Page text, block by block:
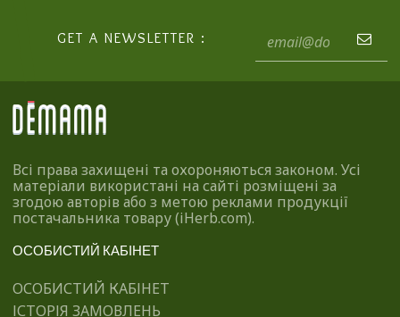
GET A NEWSLETTER :
Всі права захищені та охороняються законом. Усі
матеріали використані на сайті розміщені за
згодою авторів або з метою реклами продукції
постачальника товару (iHerb.com).
ОСОБИСТИЙ КАБІНЕТ
ОСОБИСТИЙ КАБІНЕТ
ІСТОРІЯ ЗАМОВЛЕНЬ